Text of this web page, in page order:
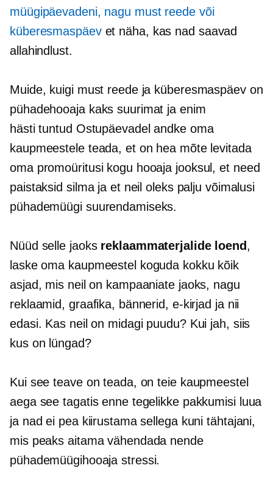
müügipäevadeni, nagu must reede või
küberesmaspäevet näha, kas nad saavad
allahindlust.
Muide, kuigi must reede ja küberesmaspäev on
pühadehooaja kaks suurimat ja enim
hästi tuntud Ostupäevadel andke oma
kaupmeestele teada, et on hea mõte levitada
oma promoüritusi kogu hooaja jooksul, et need
paistaksid silma ja et neil oleks palju võimalusi
pühademüügi suurendamiseks.
Nüüd selle jaoks reklaammaterjalide loend,
laske oma kaupmeestel koguda kokku kõik
asjad, mis neil on kampaaniate jaoks, nagu
reklaamid, graafika, bännerid, e-kirjad ja nii
edasi. Kas neil on midagi puudu? Kui jah, siis
kus on lüngad?
Kui see teave on teada, on teie kaupmeestel
aega see tagatis enne tegelikke pakkumisi luua
ja nad ei pea kiirustama sellega kuni tähtajani,
mis peaks aitama vähendada nende
pühademüügihooaja stressi.